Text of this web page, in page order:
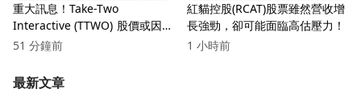
重大訊息！Take-Two
Interactive (TTWO) 股價或因
GTA VI發布確認而過度膨脹
51 分鐘前
紅貓控股(RCAT)股票雖然營收增
長強勁，卻可能面臨高估壓力！
1 小時前
最新文章